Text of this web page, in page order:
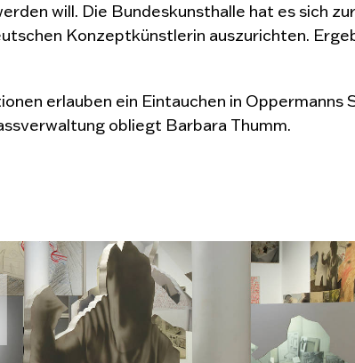
will. Die Bundeskunsthalle hat es sich
Konzeptkünstlerin auszurichten.
erlauben ein Eintauchen in Oppermanns
obliegt Barbara Thumm.